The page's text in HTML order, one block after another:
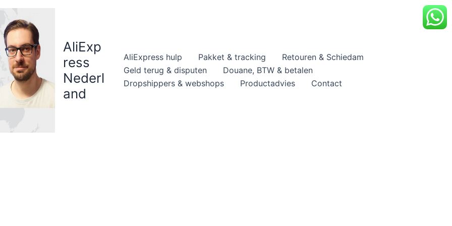
AliExp
ress
Nederl
and
AliExpress hulp Pakket & tracking
Retouren & Schiedam
Geld terug & disputen
Douane, BTW & betalen
Dropshippers & webshops
Productadvies Contact